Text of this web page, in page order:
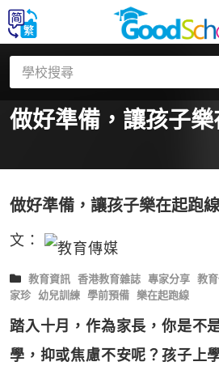
做好準備，讓孩子
做好準備，讓孩子樂在起跑線
文：
教育資訊 香港教育雜誌 專家分享 教
家珍 幼兒訓練 學前預備 樂在起跑線
踏入十月，作為家長，你是不
學，抑或焦慮不安呢？孩子上